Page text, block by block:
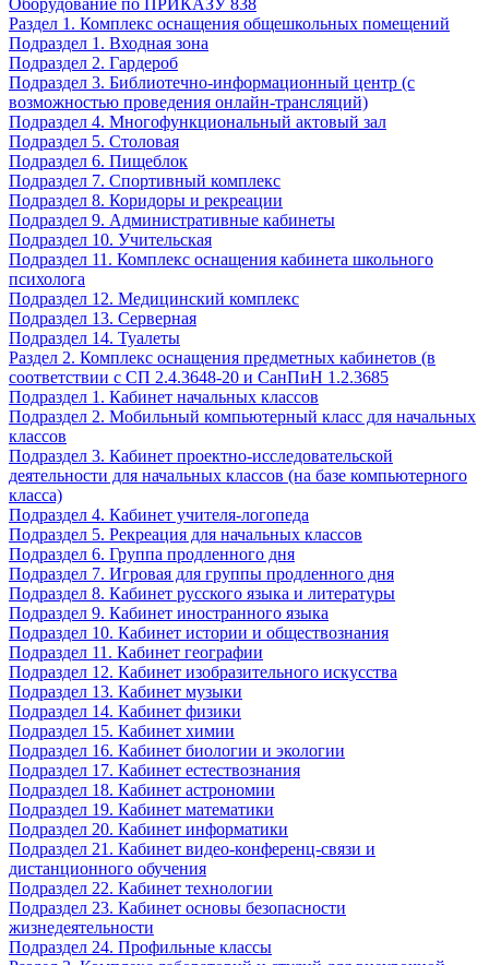
Оборудование по ПРИКАЗУ 838
Раздел 1. Комплекс оснащения общешкольных помещений
Подраздел 1. Входная зона
Подраздел 2. Гардероб
Подраздел 3. Библиотечно-информационный центр (с
возможностью проведения онлайн-трансляций)
Подраздел 4. Многофункциональный актовый зал
Подраздел 5. Столовая
Подраздел 6. Пищеблок
Подраздел 7. Спортивный комплекс
Подраздел 8. Коридоры и рекреации
Подраздел 9. Административные кабинеты
Подраздел 10. Учительская
Подраздел 11. Комплекс оснащения кабинета школьного
психолога
Подраздел 12. Медицинский комплекс
Подраздел 13. Серверная
Подраздел 14. Туалеты
Раздел 2. Комплекс оснащения предметных кабинетов (в
соответствии с СП 2.4.3648-20 и СанПиН 1.2.3685
Подраздел 1. Кабинет начальных классов
Подраздел 2. Мобильный компьютерный класс для начальных
классов
Подраздел 3. Кабинет проектно-исследовательской
деятельности для начальных классов (на базе компьютерного
класса)
Подраздел 4. Кабинет учителя-логопеда
Подраздел 5. Рекреация для начальных классов
Подраздел 6. Группа продленного дня
Подраздел 7. Игровая для группы продленного дня
Подраздел 8. Кабинет русского языка и литературы
Подраздел 9. Кабинет иностранного языка
Подраздел 10. Кабинет истории и обществознания
Подраздел 11. Кабинет географии
Подраздел 12. Кабинет изобразительного искусства
Подраздел 13. Кабинет музыки
Подраздел 14. Кабинет физики
Подраздел 15. Кабинет химии
Подраздел 16. Кабинет биологии и экологии
Подраздел 17. Кабинет естествознания
Подраздел 18. Кабинет астрономии
Подраздел 19. Кабинет математики
Подраздел 20. Кабинет информатики
Подраздел 21. Кабинет видео-конференц-связи и
дистанционного обучения
Подраздел 22. Кабинет технологии
Подраздел 23. Кабинет основы безопасности
жизнедеятельности
Подраздел 24. Профильные классы